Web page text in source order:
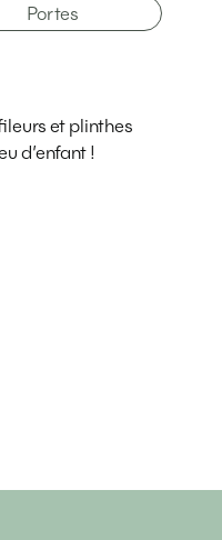
Portes
et plinthes
d’enfant !